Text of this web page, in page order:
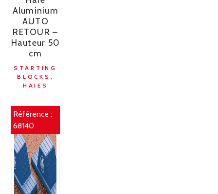
Aluminium
AUTO
RETOUR –
Hauteur 50
cm
STARTING
BLOCKS,
HAIES
Référence :
68140